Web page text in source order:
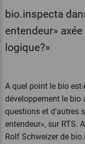
bio.inspecta
entendeur»
logique?»
A quel point le bio
développement le bio
questions et d’autres
entendeur», sur RTS.
Rolf Schweizer de